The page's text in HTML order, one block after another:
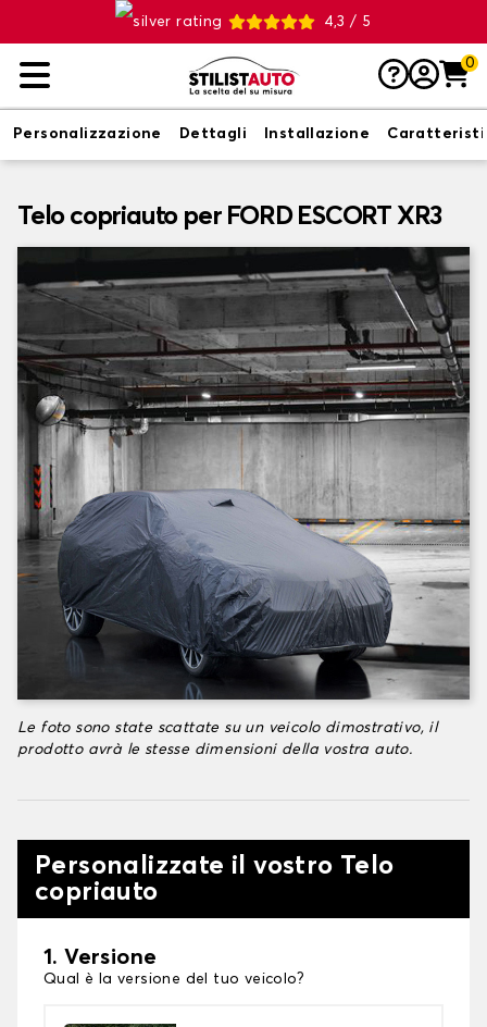
4,3 / 5
0
Personalizzazione Dettagli Installazione
Telo copriauto per FORD ESCORT XR3
Le foto sono state scattate su un veicolo dimostrativo, il
prodotto avrà le stesse dimensioni della vostra auto.
Personalizzate il vostro Telo
copriauto
1. Versione
Qual è la versione del tuo veicolo?